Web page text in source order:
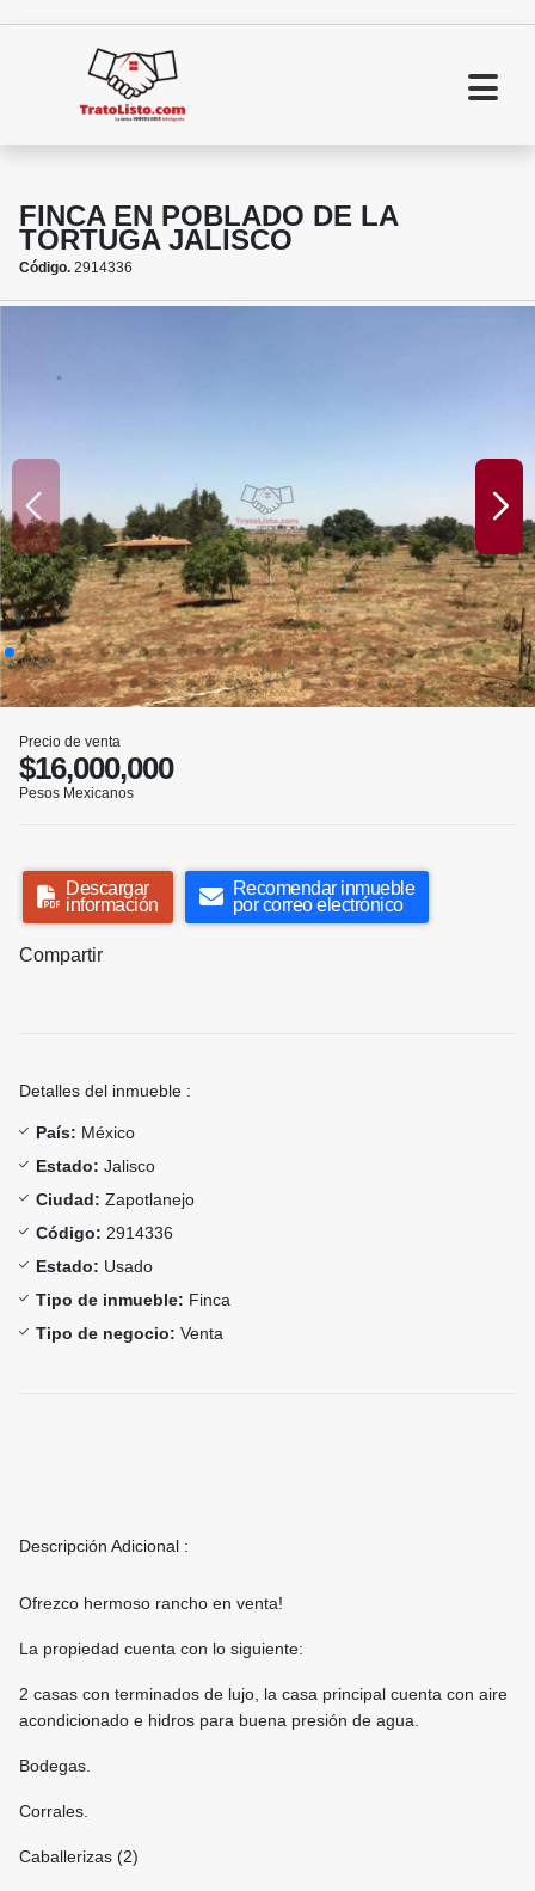
FINCA EN POBLADO DE LA
TORTUGA JALISCO
Código. 2914336
Precio de venta
$16,000,000
Pesos Mexicanos
Descargar
información
Recomendar inmueble
por correo electrónico
Compartir
Detalles del inmueble :
País: México
Estado: Jalisco
Ciudad: Zapotlanejo
Código: 2914336
Estado: Usado
Tipo de inmueble: Finca
Tipo de negocio: Venta
Descripción Adicional :
Ofrezco hermoso rancho en venta!
La propiedad cuenta con lo siguiente:
2 casas con terminados de lujo, la casa principal cuenta con aire
acondicionado e hidros para buena presión de agua.
Bodegas.
Corrales.
Caballerizas (2)